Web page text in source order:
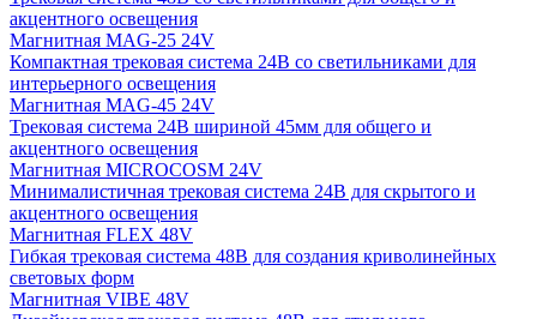
акцентного освещения
Магнитная MAG-25 24V
Компактная трековая система 24В со светильниками для
интерьерного освещения
Магнитная MAG-45 24V
Трековая система 24В шириной 45мм для общего и
акцентного освещения
Магнитная MICROCOSM 24V
Минималистичная трековая система 24В для скрытого и
акцентного освещения
Магнитная FLEX 48V
Гибкая трековая система 48В для создания криволинейных
световых форм
Магнитная VIBE 48V